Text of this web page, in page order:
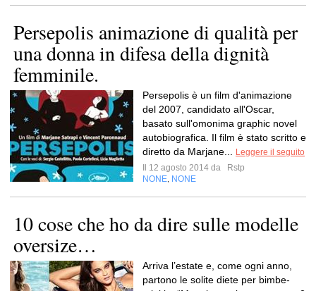
Persepolis animazione di qualità per
una donna in difesa della dignità
femminile.
Persepolis è un film d'animazione
del 2007, candidato all'Oscar,
basato sull'omonima graphic novel
autobiografica. Il film è stato scritto e
diretto da Marjane...
Leggere il seguito
Il 12 agosto 2014 da
Rstp
NONE NONE
10 cose che ho da dire sulle modelle
oversize…
Arriva l’estate e, come ogni anno,
partono le solite diete per bimbe-